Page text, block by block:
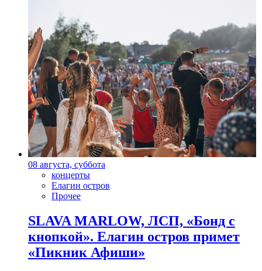
08 августа, суббота
концерты
Елагин остров
Прочее
SLAVA MARLOW, ЛСП, «Бонд с
кнопкой». Елагин остров примет
«Пикник Афиши»